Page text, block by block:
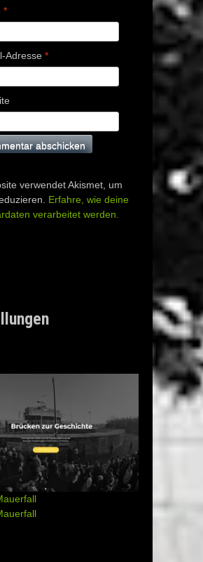
*
Adresse *
verwendet Akismet, um
Erfahre, wie deine
verarbeitet werden.